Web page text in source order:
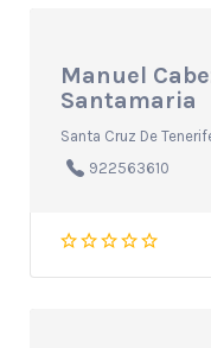
Manuel
Santamaria
Santa Cruz De
922563610